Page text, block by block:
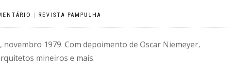
REVISTA PAMPULHA
novembro 1979. Com depoimento de Oscar Niemeyer,
mineiros e mais.